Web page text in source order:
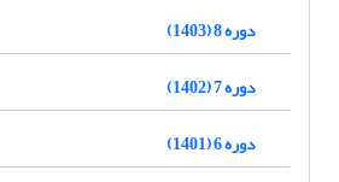
دوره 8 (1403)
دوره 7 (1402)
دوره 6 (1401)